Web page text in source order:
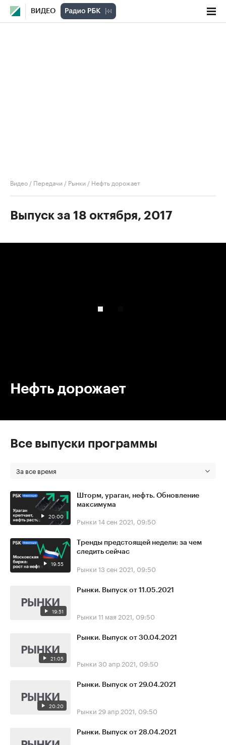
ВИДЕО
Видео / Передачи / Рынки / Нефть дорожает
Выпуск за 18 октября, 2017
Нефть дорожает
Все выпуски программы
За все время
20:00
Шторм, ураган, нефть. Обновление
максимума
Рынки 14 сен 2021, 09:50
19:55
Тренды предстоящей недели: за чем
следить сейчас
Рынки 13 сен 2021, 09:50
19:51
Рынки. Выпуск от 11.05.2021
Рынки 11 мая 2021, 09:50
21:05
Рынки. Выпуск от 30.04.2021
Рынки 30 апр 2021, 09:50
20:20
Рынки. Выпуск от 29.04.2021
Рынки 29 апр 2021, 09:50
Рынки. Выпуск от 28.04.2021